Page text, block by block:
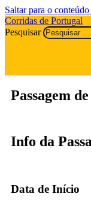
Saltar para o
Corridas de Portugal
Pesquisar
Passagem
Info da
Data de Início